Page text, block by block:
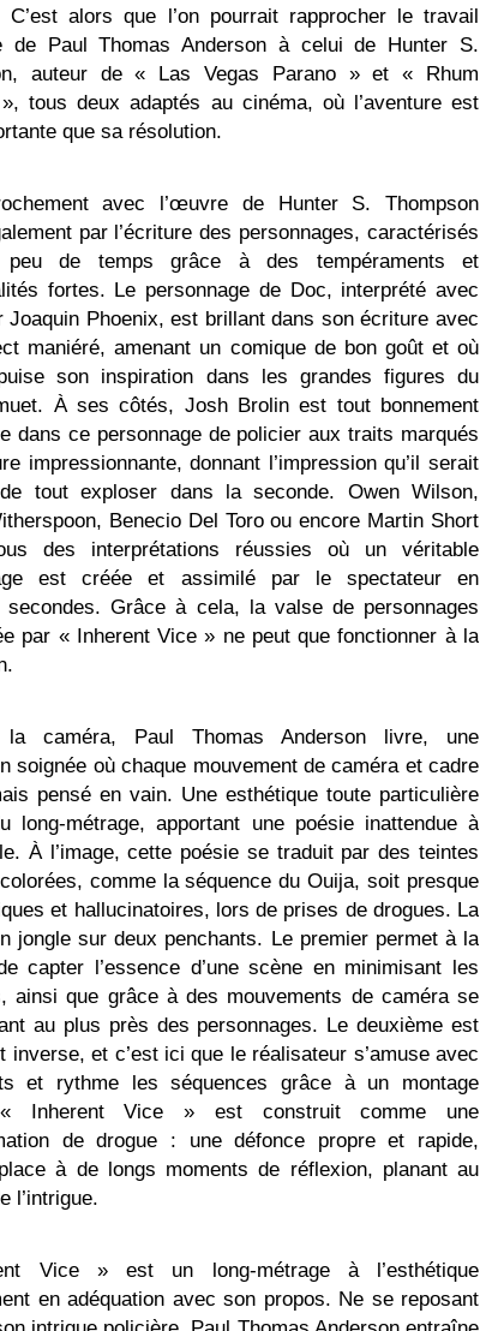
C’est alors que l’on pourrait rapprocher le travail
de Paul Thomas Anderson à celui de Hunter S.
auteur de « Las Vegas Parano » et « Rhum
tous deux adaptés au cinéma, où l’aventure est
que sa résolution.
avec l’œuvre de Hunter S. Thompson
par l’écriture des personnages, caractérisés
de temps grâce à des tempéraments et
fortes. Le personnage de Doc, interprété avec
Joaquin Phoenix, est brillant dans son écriture avec
maniéré, amenant un comique de bon goût et où
son inspiration dans les grandes figures du
À ses côtés, Josh Brolin est tout bonnement
dans ce personnage de policier aux traits marqués
impressionnante, donnant l’impression qu’il serait
tout exploser dans la seconde. Owen Wilson,
Benecio Del Toro ou encore Martin Short
des interprétations réussies où un véritable
est créée et assimilé par le spectateur en
secondes. Grâce à cela, la valse de personnages
par « Inherent Vice » ne peut que fonctionner à la
la caméra, Paul Thomas Anderson livre, une
soignée où chaque mouvement de caméra et cadre
pensé en vain. Une esthétique toute particulière
long-métrage, apportant une poésie inattendue à
À l’image, cette poésie se traduit par des teintes
comme la séquence du Ouija, soit presque
et hallucinatoires, lors de prises de drogues. La
jongle sur deux penchants. Le premier permet à la
capter l’essence d’une scène en minimisant les
ainsi que grâce à des mouvements de caméra se
au plus près des personnages. Le deuxième est
inverse, et c’est ici que le réalisateur s’amuse avec
et rythme les séquences grâce à un montage
Inherent Vice » est construit comme une
de drogue : une défonce propre et rapide,
à de longs moments de réflexion, planant au
l’intrigue.
Vice » est un long-métrage à l’esthétique
en adéquation avec son propos. Ne se reposant